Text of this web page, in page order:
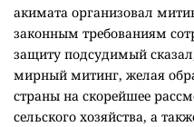
акимата организовал
законным требованиям
защиту подсудимый
мирный митинг, желая
страны на скорейшее
сельского хозяйства, а